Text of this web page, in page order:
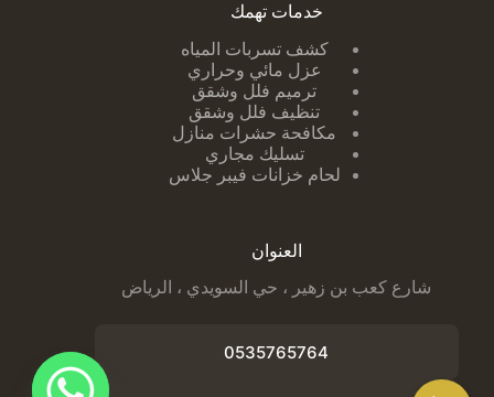
خدمات تهمك
كشف تسربات ا لمياه
عزل مائي وحراري
ترميم فلل وشقق
تنظيف فلل وشقق
مكافحة حشرات منازل
تسليك مجاري
لحام خزانات فيبر جلاس
العنوان
شارع كعب بن زهير ، حي السويدي ، الرياض
0535765764